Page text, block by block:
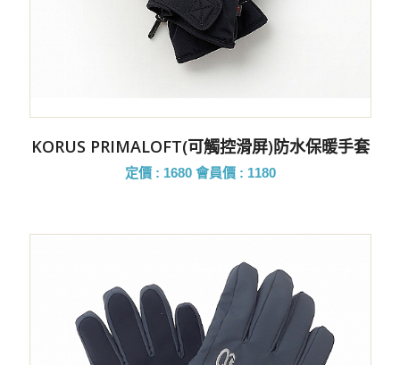
KORUS PRIMALOFT(可觸控滑屏)防水保暖手套
定價 : 1680 會員價 : 1180